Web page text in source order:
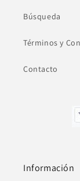
Búsqueda
Términos y
Contacto
Información